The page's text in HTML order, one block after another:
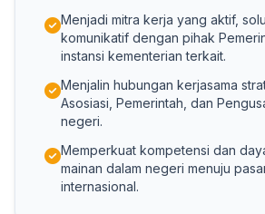
Menjadi mitra kerja yang aktif,
komunikatif dengan pihak
instansi kementerian terkait.
Menjalin hubungan kerjasama
Asosiasi, Pemerintah, dan
negeri.
Memperkuat kompetensi dan
mainan dalam negeri menuju
internasional.